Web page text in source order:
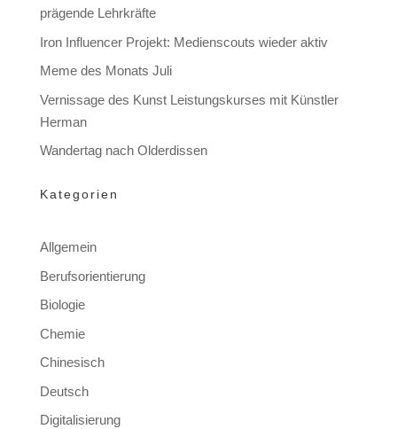
prägende Lehrkräfte
Iron Influencer Projekt: Medienscouts wieder aktiv
Meme des Monats Juli
Vernissage des Kunst Leistungskurses mit Künstler
Herman
Wandertag nach Olderdissen
Kategorien
Allgemein
Berufsorientierung
Biologie
Chemie
Chinesisch
Deutsch
Digitalisierung